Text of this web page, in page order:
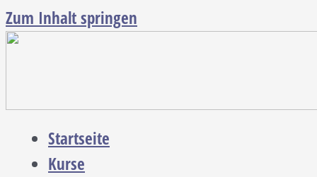
Zum Inhalt springen
Startseite
Kurse